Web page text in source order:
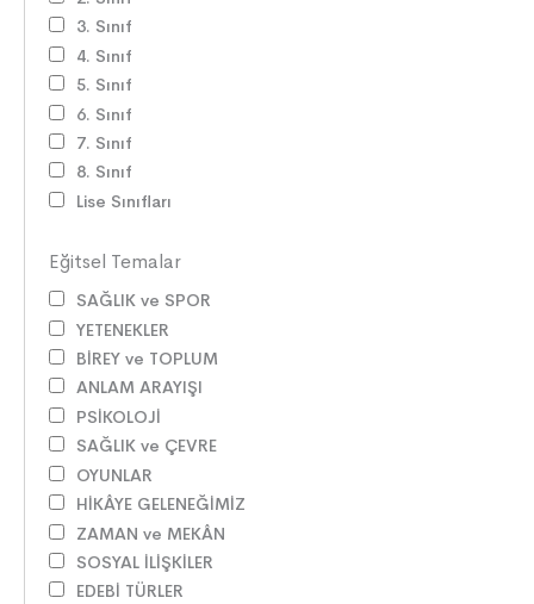
3. Sınıf
4. Sınıf
5. Sınıf
6. Sınıf
7. Sınıf
8. Sınıf
Lise Sınıfları
Eğitsel Temalar
SAĞLIK ve SPOR
YETENEKLER
BİREY ve TOPLUM
ANLAM ARAYIŞI
PSİKOLOJİ
SAĞLIK ve ÇEVRE
OYUNLAR
HİKÂYE GELENEĞİMİZ
ZAMAN ve MEKÂN
SOSYAL İLİŞKİLER
EDEBİ TÜRLER